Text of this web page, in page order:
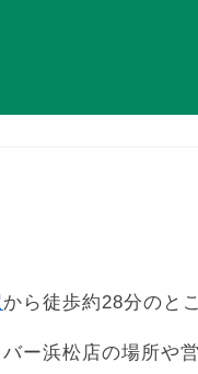
から徒歩約28分のと
ー浜松店の場所や